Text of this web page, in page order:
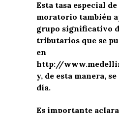
Esta tasa especial
moratorio también
grupo significativo
tributarios que se
en
http://
y, de esta manera,
día.
Es importante